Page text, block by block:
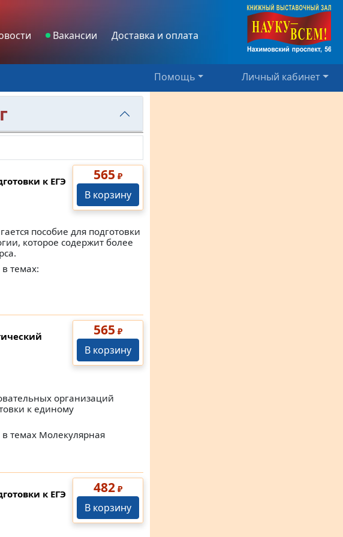
Вакансии
Доставка и оплата
Помощь Личный кабинет
565 ₽
В корзину
к ЕГЭ
пособие для подготовки
которое содержит более
темах:
565 ₽
В корзину
организаций
к единому
темах Молекулярная
482 ₽
В корзину
к ЕГЭ